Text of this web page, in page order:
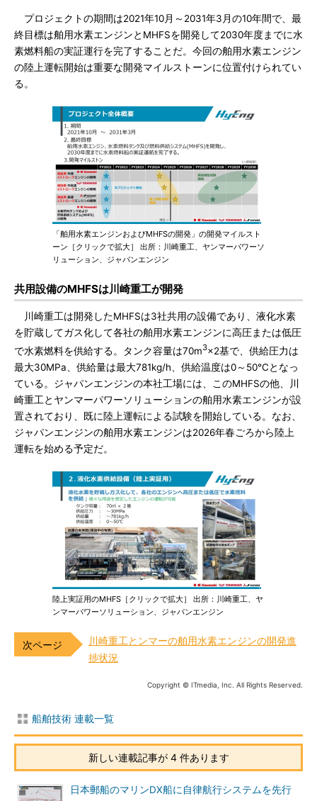
プロジェクトの期間は2021年10月～2031年3月の10年間で、最
終目標は舶用水素エンジンとMHFSを開発して2030年度までに水
素燃料船の実証運行を完了することだ。今回の舶用水素エンジン
の陸上運転開始は重要な開発マイルストーンに位置付けられてい
る。
「舶用水素エンジンおよびMHFSの開発」の開発マイルスト
ーン［クリックで拡大］ 出所：川崎重工、ヤンマーパワーソ
リューション、ジャパンエンジン
共用設備のMHFSは川崎重工が開発
川崎重工は開発したMHFSは3社共用の設備であり、液化水素
を貯蔵してガス化して各社の舶用水素エンジンに高圧または低圧
で水素燃料を供給する。タンク容量は70m3×2基で、供給圧力は
最大30MPa、供給量は最大781kg/h、供給温度は0～50℃となっ
ている。ジャパンエンジンの本社工場には、このMHFSの他、川
崎重工とヤンマーパワーソリューションの舶用水素エンジンが設
置されており、既に陸上運転による試験を開始している。なお、
ジャパンエンジンの舶用水素エンジンは2026年春ごろから陸上
運転を始める予定だ。
陸上実証用のMHFS［クリックで拡大］ 出所：川崎重工、ヤ
ンマーパワーソリューション、ジャパンエンジン
川崎重工とンマーの舶用水素エンジンの開発進
捗状況
Copyright © ITmedia, Inc. All Rights Reserved.
船舶技術 連載一覧
新しい連載記事が 4 件あります
日本郵船のマリンDX船に自律航行システムを先行